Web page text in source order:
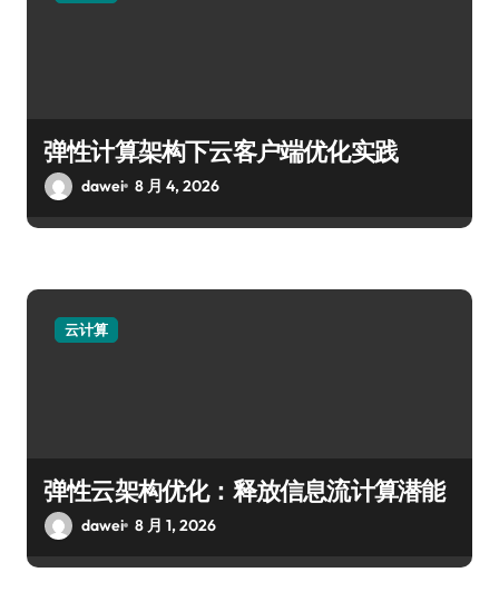
弹性计算架构下云客户端优化实践
dawei 8 月 4, 2026
云计算
弹性云架构优化：释放信息流计算潜能
dawei 8 月 1, 2026